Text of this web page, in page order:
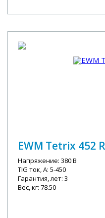
EWM Tetrix 452
Напряжение: 380 В
TIG ток, А: 5-450
Гарантия, лет: 3
Вес, кг: 78.50